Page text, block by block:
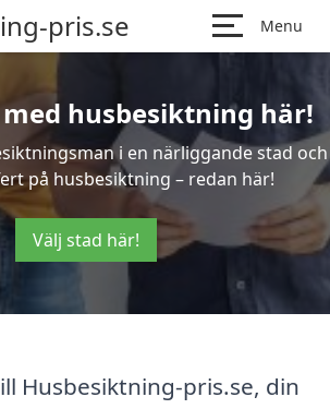
pris.se Menu
husbesiktning här!
i en närliggande stad och
på husbesiktning – redan här!
Välj stad här!
Husbesiktning-pris.se, din